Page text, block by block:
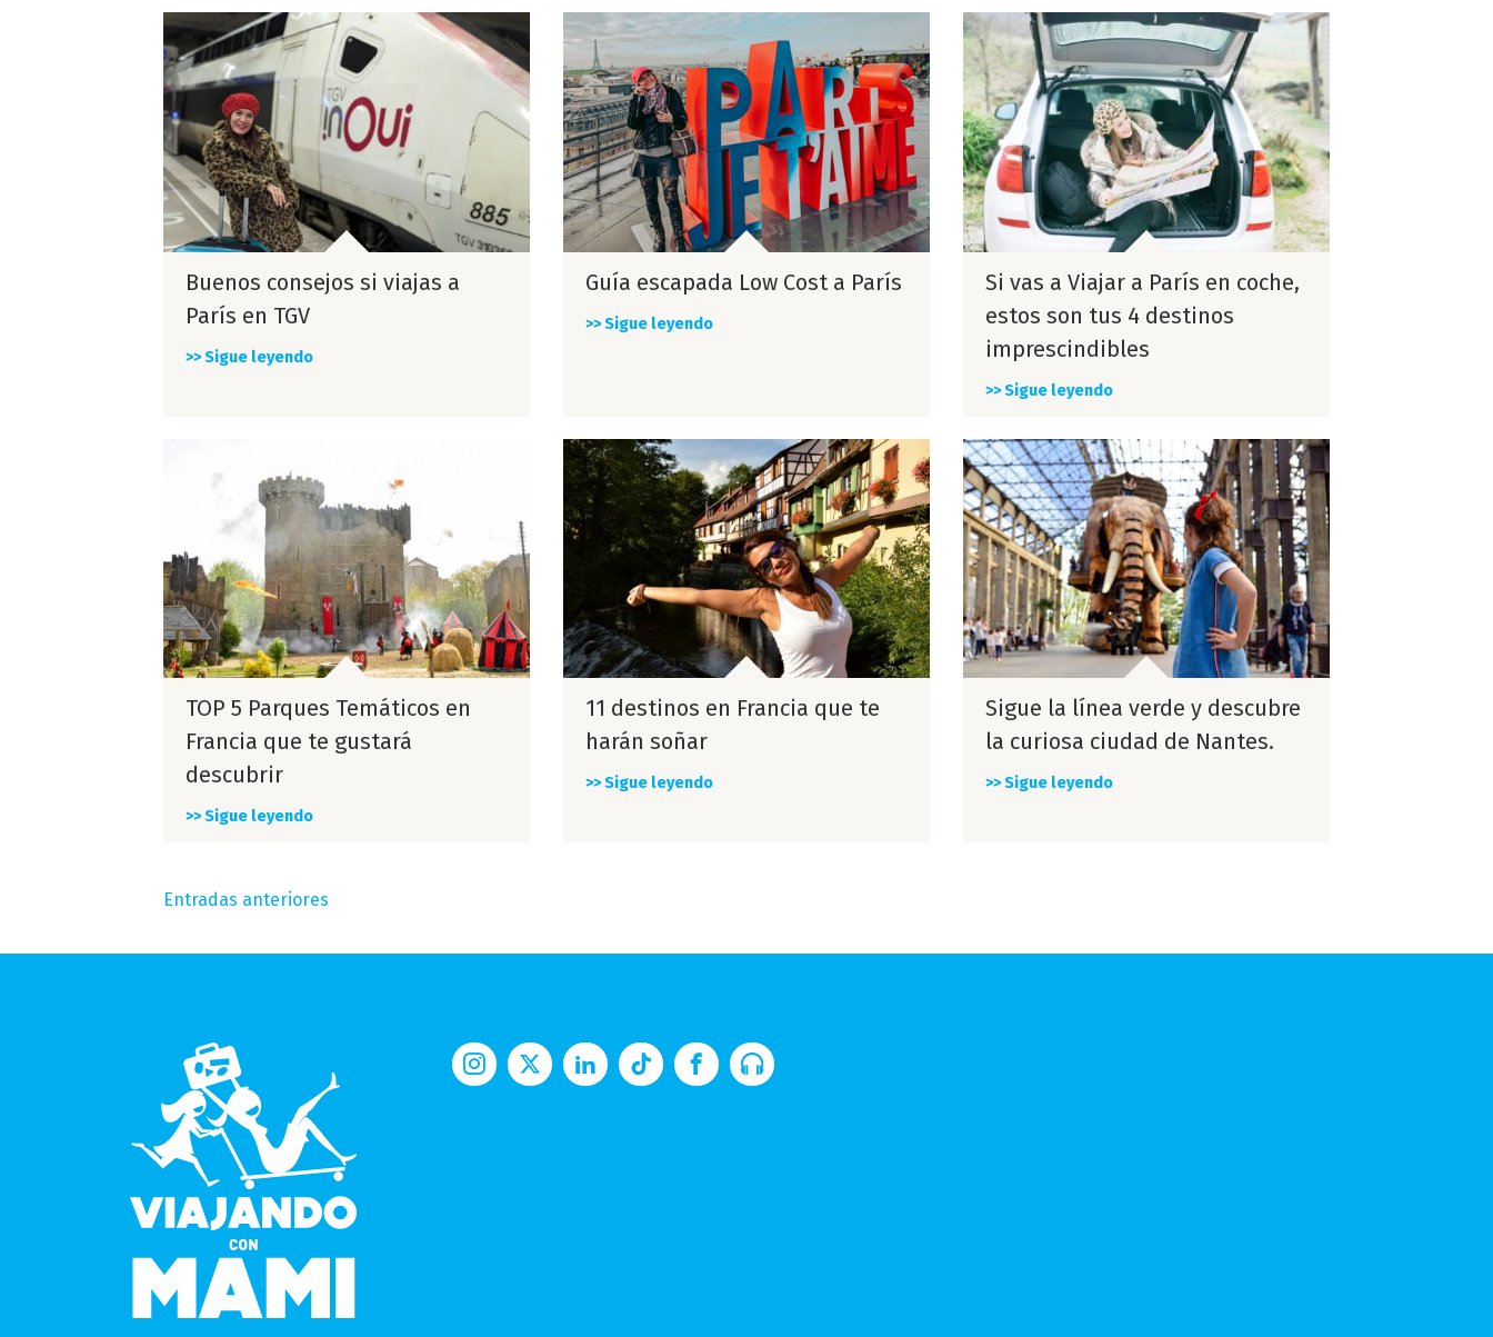
Buenos consejos si viajas a
París en TGV
>> Sigue leyendo
Guía escapada Low Cost a París
>> Sigue leyendo
Si vas a Viajar a París en coche,
estos son tus 4 destinos
imprescindibles
>> Sigue leyendo
TOP 5 Parques Temáticos en
Francia que te gustará
descubrir
>> Sigue leyendo
11 destinos en Francia que te
harán soñar
>> Sigue leyendo
Sigue la línea verde y descubre
la curiosa ciudad de Nantes.
>> Sigue leyendo
Navegación
de
Entradas anteriores